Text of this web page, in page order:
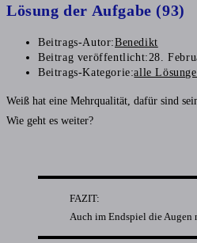
Lösung der Aufgabe (93)
Beitrags-Autor:Benedikt
Beitrag veröffentlicht: 28.
Beitrags-Kategorie:alle
Weiß hat eine Mehrqualität, dafür sind
Wie geht es weiter?
FAZIT:
Auch im Endspiel die Augen